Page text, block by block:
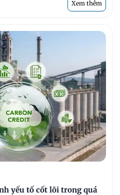
Xem thêm
yếu tố cốt lõi trong quá